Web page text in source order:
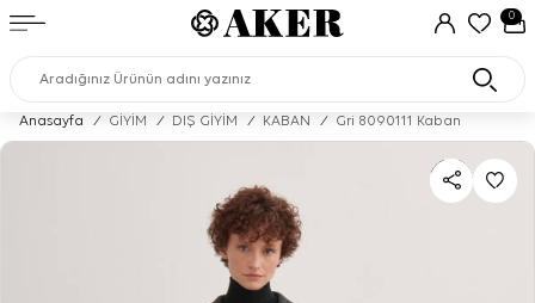
0
Anasayfa / GİYİM / DIŞ GİYİM / KABAN / Gri 8090111 Kaban